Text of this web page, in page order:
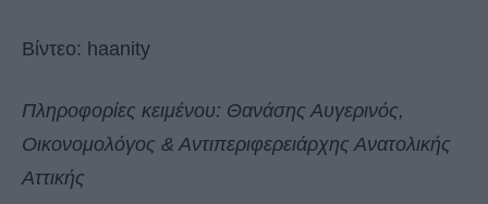
Βίντεο: haanity
Πληροφορίες κειμένου: Θανάσης Αυγερινός,
Οικονομολόγος & Αντιπεριφερειάρχης Ανατολικής
Αττικής